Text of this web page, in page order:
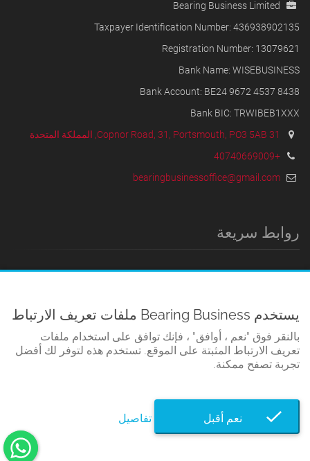
Taxpayer Identification Number: 436938902135
Registration Number: 13079621
Bank Name: WISEBUSINESS
Bank Account: BE24 9672 4537 8438
Bank BIC: TRWIBEB1XXX
31 Copnor Road, 31, Portsmouth, PO3 5AB, المملكة المتحدة
+40740669009
bearingbusinessoffice@gmail.com
روابط سريعة
سياسة الخصوصية
اتفاقية ملفات تعريف الارتباط
اتصل
Developed by TWS.
يستخدم Bearing Business ملفات تعريف الارتباط
بالنقر فوق "نعم ، أوافق" ، فإنك توافق على استخدام ملفات
تعريف الارتباط المثبتة على الموقع. تستخدم هذه لتوفر لك أفضل
تجربة تصفح ممكنة.
نعم أقبل تفاصيل